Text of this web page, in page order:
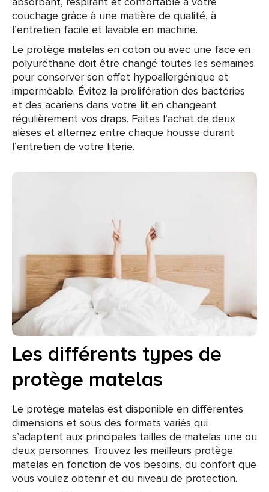
couchage grâce à une matière de qualité, à
l’entretien facile et lavable en machine.
Le protège matelas en coton ou avec une face en
polyuréthane doit être changé toutes les semaines
pour conserver son effet hypoallergénique et
imperméable. Évitez la prolifération des bactéries
et des acariens dans votre lit en changeant
régulièrement vos draps. Faites l’achat de deux
alèses et alternez entre chaque housse durant
l’entretien de votre literie.
Les différents types de
protège matelas
Le protège matelas est disponible en différentes
dimensions et sous des formats variés qui
s’adaptent aux principales tailles de matelas une ou
deux personnes. Trouvez les meilleurs protège
matelas en fonction de vos besoins, du confort que
vous voulez obtenir et du niveau de protection.